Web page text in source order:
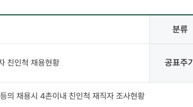
분류
친인척 채용현황 공표주기
의 채용시 4촌이내 친인척 재직자 조사현황